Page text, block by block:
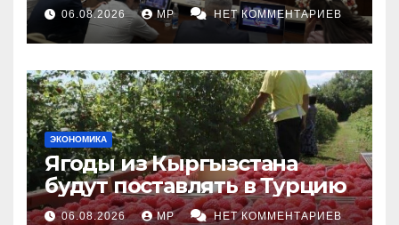
топливными компаниями
06.08.2026 MP НЕТ КОММЕНТАРИЕВ
ЭКОНОМИКА
Ягоды из Кыргызстана
будут поставлять в Турцию
06.08.2026 MP НЕТ КОММЕНТАРИЕВ